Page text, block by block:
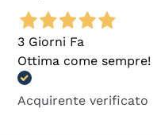
3 Giorni Fa
Ottima come sempre!
Acquirente verificato